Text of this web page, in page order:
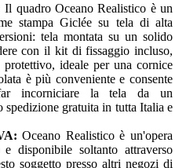
Il quadro Oceano Realistico è un
stampa Giclée su tela di alta
tela montata su un solido
con il kit di fissaggio incluso,
ideale per una cornice
è più conveniente e consente
incorniciare la tela da un
gratuita in tutta Italia e
Oceano Realistico è un'opera
disponibile soltanto attraverso
soggetto presso altri negozi di